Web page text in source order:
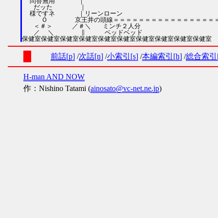
   だッた       ｜
  様ですネ      ｜リーンローン
Ｏ       京王井の頭線＝＝＝＝＝＝＝＝＝＝＝＝＝＝＝＝
   ＜＃＞     ／＃＼   ミンチ２人分
   ／  ＼       ∥     ベッドベッド
前話[p] 次話[n] 小索引[s] 本編索引[h] 総合索
H-man AND NOW
作：Nishino Tatami (ainosato@vc-net.ne.jp)